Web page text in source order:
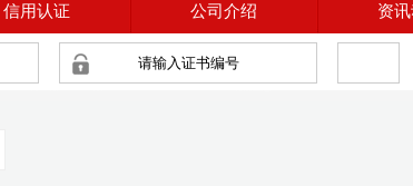
信用认证 公司介绍 资